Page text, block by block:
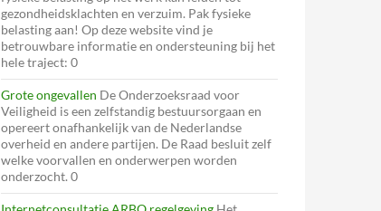
gezondheidsklachten en verzuim. Pak fysieke
belasting aan! Op deze website vind je
betrouwbare informatie en ondersteuning bij het
hele traject: 0
Grote ongevallen De Onderzoeksraad voor
Veiligheid is een zelfstandig bestuursorgaan en
opereert onafhankelijk van de Nederlandse
overheid en andere partijen. De Raad besluit zelf
welke voorvallen en onderwerpen worden
onderzocht. 0